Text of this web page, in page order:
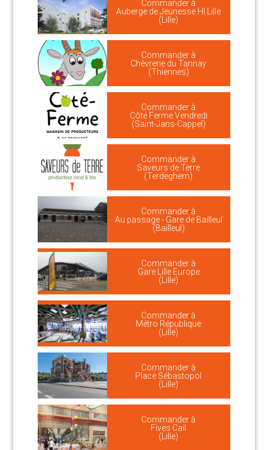
Commander à
Auberge de Jeunesse HI Lille
(Lille)
Commander à
Chèvrerie du Tannay
(Thiennes)
Commander à
Côté Ferme Vendredi
(Saint-Jans-Cappel)
Commander à
Saveurs de Terre
(Terdeghem)
Commander à
Au passage - Gare de Bailleul
(Bailleul)
Commander à
Gare Lille Europe
(Lille)
Commander à
Métro République
(Lille)
Commander à
Place Sébastopol
(Lille)
Commander à
Fives Cail
(Lille)